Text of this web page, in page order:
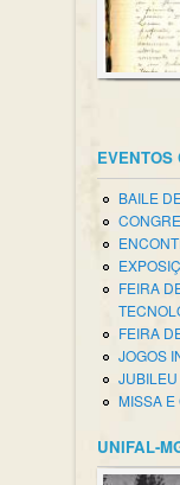
EVENTOS
BAILE
FEIRA
FEIRA
JOGOS
MISSA
UNIFAL-